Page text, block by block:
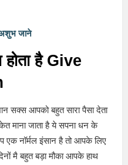
जाने
है Give
सक्स आपको बहुत सारा पैसा देता
माना जाता है ये सपना धन के
नॉर्मल इंसान है तो आपके लिए
मै बहुत बड़ा मौका आपके हाथ